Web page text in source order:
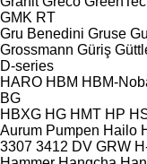
GMK RT
Gru Benedini Gruse
Grossmann Güriş
D-series
HARO HBM HBM-
BG
HBXG HG HMT HP
Aurum Pumpen Hailo
3307 3412 DV GRW